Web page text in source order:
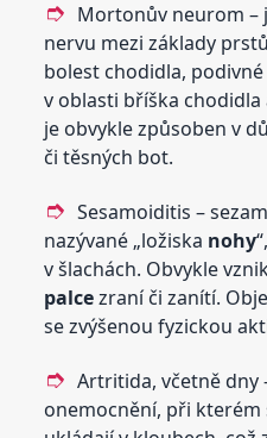
Mortonův neurom –
nervu mezi základy
bolest chodidla,
v oblasti bříška chodidla
je obvykle způsoben v
či těsných bot.
Sesamoiditis –
nazývané „ložiska nohy
v šlachách. Obvykle
palcezraní či zanítí.
se zvýšenou fyzickou
Artritida, včetně dny
onemocnění, při